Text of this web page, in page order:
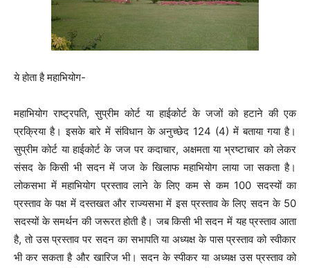
ये होता है महाभियोग-
महाभियोग राष्ट्रपति, सुप्रीम कोर्ट या हाईकोर्ट के जजों को हटाने की एक
प्रक्रिया है। इसके बारे में संविधान के अनुच्छेद 124 (4) में बताया गया है।
सुप्रीम कोर्ट या हाईकोर्ट के जज पर कदाचार, अक्षमता या भ्रष्टाचार को लेकर
संसद के किसी भी सदन में जज के खिलाफ महाभियोग लाया जा सकता है।
लोकसभा में महाभियोग प्रस्ताव लाने के लिए कम से कम 100 सदस्यों का
प्रस्ताव के पक्ष में दस्तखत और राज्यसभा में इस प्रस्ताव के लिए सदन के 50
सदस्यों के समर्थन की जरूरत होती है। जब किसी भी सदन में यह प्रस्ताव आता
है, तो उस प्रस्ताव पर सदन का सभापति या अध्यक्ष के पास प्रस्ताव को स्वीकार
भी कर सकता है और खारिज भी। सदन के स्पीकर या अध्यक्ष उस प्रस्ताव को